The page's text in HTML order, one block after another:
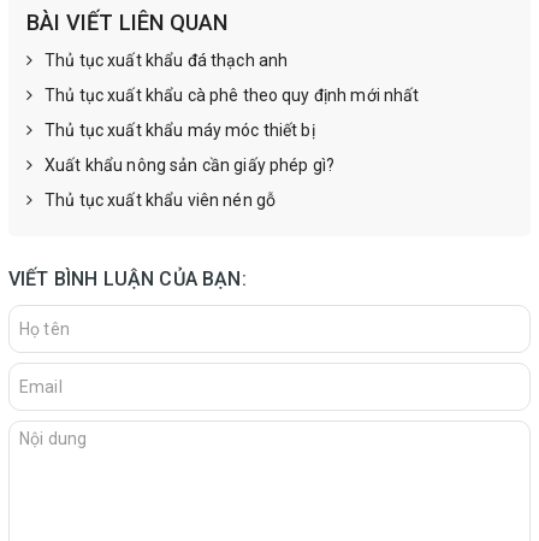
BÀI VIẾT LIÊN QUAN
Thủ tục xuất khẩu đá thạch anh
Thủ tục xuất khẩu cà phê theo quy định mới nhất
Thủ tục xuất khẩu máy móc thiết bị
Xuất khẩu nông sản cần giấy phép gì?
Thủ tục xuất khẩu viên nén gỗ
VIẾT BÌNH LUẬN CỦA BẠN: